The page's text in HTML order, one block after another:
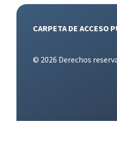
CARPETA DE ACCESO
© 2026 Derechos